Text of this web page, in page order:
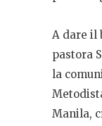
A dare il
pastora
la
Manila,